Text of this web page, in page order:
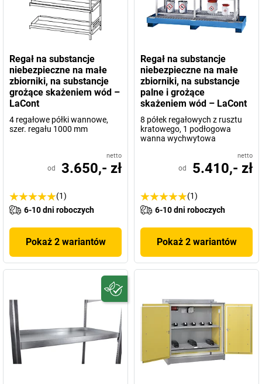
Regał na substancje
niebezpieczne na małe
zbiorniki, na substancje
grożące skażeniem wód –
LaCont
4 regałowe półki wannowe,
szer. regału 1000 mm
netto
od 3.650,- zł
(1)
6-10 dni roboczych
Pokaż 2 wariantów
Regał na substancje
niebezpieczne na małe
zbiorniki, na substancje
palne i grożące
skażeniem wód – LaCont
8 półek regałowych z rusztu
kratowego, 1 podłogowa
wanna wychwytowa
netto
od 5.410,- zł
(1)
6-10 dni roboczych
Pokaż 2 wariantów